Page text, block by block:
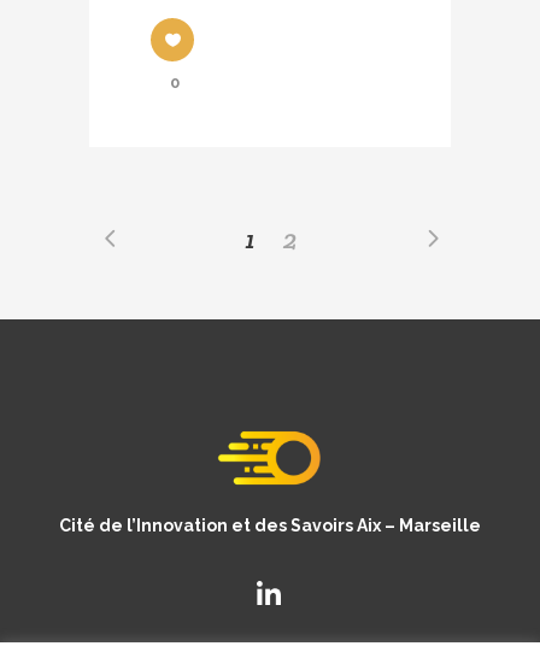
0
1 2
Cité de l’Innovation et des Savoirs Aix – Marseille